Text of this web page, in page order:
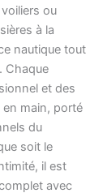
ou
à la
nautique tout
Chaque
et des
main, porté
du
soit le
il est
avec